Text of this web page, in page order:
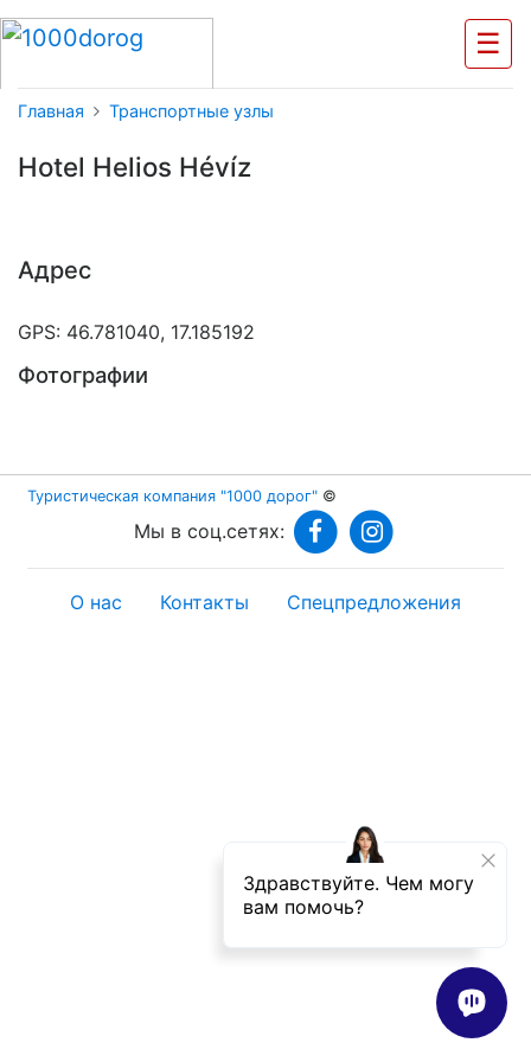
☰
Главная Транспортные узлы
Hotel Helios Hévíz
Адрес
GPS: 46.781040, 17.185192
Фотографии
Туристическая компания "1000 дорог" ©
Мы в соц.сетях:
О нас Контакты Спецпредложения